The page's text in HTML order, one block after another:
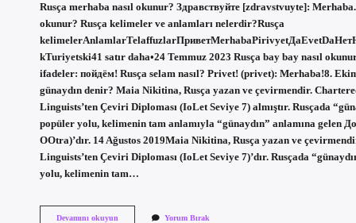
Rusça merhaba nasıl okunur? Здравствуйте [zdravstvuyte]: Merhaba.
okunur? Rusça kelimeler ve anlamları nelerdir?Rusça
kTuriyetski41 satır daha•24 Temmuz 2023 Rusça bay bay nasıl
ifadeler: пойдём! Rusça selam nasıl? Privet! (privet): Merhaba!8.
günaydın denir? Maia Nikitina, Rusça yazan ve çevirmendir.
Linguists’ten Çeviri Diploması (IoLet Seviye 7) almıştır. Rusçada
popüler yolu, kelimenin tam anlamıyla “günaydın” anlamına gelen
OOtra)’dır. 14 Ağustos 2019Maia Nikitina, Rusça yazan ve
Linguists’ten Çeviri Diploması (IoLet Seviye 7)’dır. Rusçada
yolu, kelimenin tam…
Devamını okuyun Yorum Bırak